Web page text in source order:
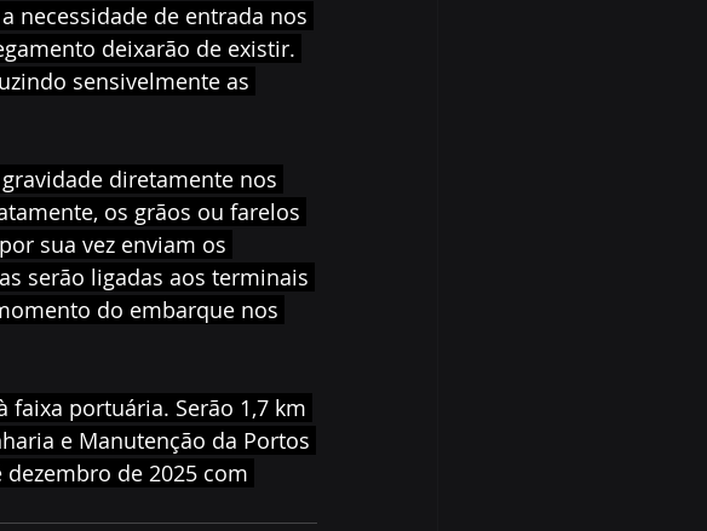
necessidade de entrada nos
deixarão de existir.
sensivelmente as
diretamente nos
os grãos ou farelos
sua vez enviam os
serão ligadas aos terminais
do embarque nos
faixa portuária. Serão 1,7 km
e Manutenção da Portos
dezembro de 2025 com